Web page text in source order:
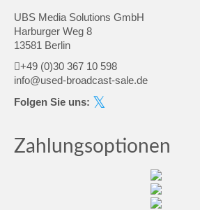
UBS Media Solutions GmbH
Harburger Weg 8
13581 Berlin
+49 (0)30 367 10 598
info@used-broadcast-sale.de
Folgen Sie uns:
Zahlungsoptionen